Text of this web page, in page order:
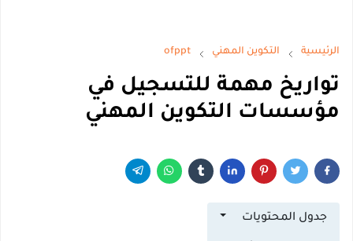
الرئيسية التكوين المهني ofppt
تواريخ مهمة للتسجيل في
مؤسسات التكوين المهني
جدول المحتويات